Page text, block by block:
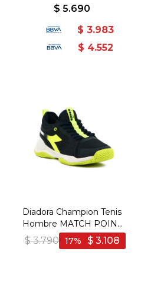
Negro-Azul
$ 5.690
$ 3.983
$ 4.552
Diadora Champion Tenis
Hombre MATCH POINT
NAVY-WHITE - Marino-
Blanco
$ 3.790 $ 3.108
17